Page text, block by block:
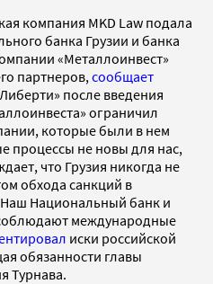
компания MKD Law подала
банка Грузии и банка
«Металлоинвест»
партнеров, сообщает
после введения
ограничил
которые были в нем
процессы не новы для нас,
что Грузия никогда не
обхода санкций в
Национальный банк и
международные
иски российской
обязанности главы
Турнава.